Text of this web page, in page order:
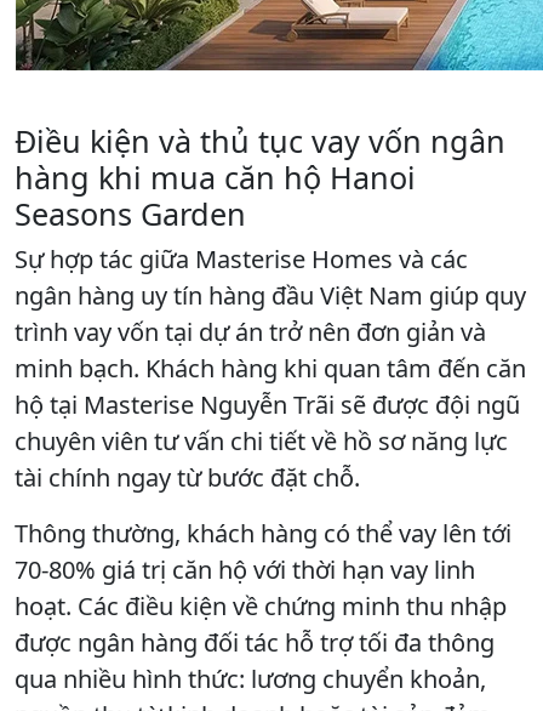
Điều kiện và thủ tục vay vốn ngân
hàng khi mua căn hộ Hanoi
Seasons Garden
Sự hợp tác giữa Masterise Homes và các
ngân hàng uy tín hàng đầu Việt Nam giúp quy
trình vay vốn tại dự án trở nên đơn giản và
minh bạch. Khách hàng khi quan tâm đến căn
hộ tại Masterise Nguyễn Trãi sẽ được đội ngũ
chuyên viên tư vấn chi tiết về hồ sơ năng lực
tài chính ngay từ bước đặt chỗ.
Thông thường, khách hàng có thể vay lên tới
70-80% giá trị căn hộ với thời hạn vay linh
hoạt. Các điều kiện về chứng minh thu nhập
được ngân hàng đối tác hỗ trợ tối đa thông
qua nhiều hình thức: lương chuyển khoản,